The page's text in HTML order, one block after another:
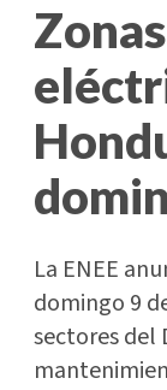
La ENEE
domingo 9
sectores del